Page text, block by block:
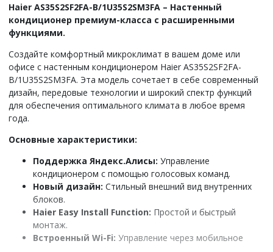
Haier AS35S2SF2FA-B/1U35S2SM3FA – Настенный
кондиционер премиум-класса с расширенными
функциями.
Создайте комфортный микроклимат в вашем доме или
офисе с настенным кондиционером Haier AS35S2SF2FA-
B/1U35S2SM3FA. Эта модель сочетает в себе современный
дизайн, передовые технологии и широкий спектр функций
для обеспечения оптимального климата в любое время
года.
Основные характеристики:
Поддержка Яндекс.Алисы: Управление
кондиционером с помощью голосовых команд.
Новый дизайн: Стильный внешний вид внутренних
блоков.
Haier Easy Install Function: Простой и быстрый
монтаж.
Встроенный Wi-Fi: Управление через мобильное